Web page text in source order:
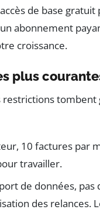
de base
abonnement
croissance.
plus
restrictions
10 factures par
travailler.
de données,
des relances.